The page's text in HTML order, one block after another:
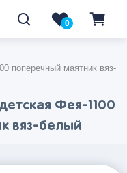
0
поперечный маятник вяз-
Фея-1100
вяз-белый